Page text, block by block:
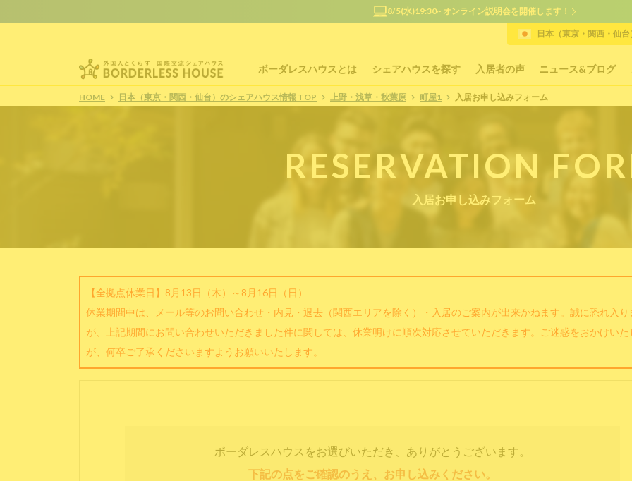
8/5(水)19:30~ オンライン説明会を開催します！
ボーダレスハウスとは シェアハウスを探す 入居者の声 ニュース&ブログ
日本（東京・関西・仙
HOME 日本（東京・関西・仙台）のシェアハウス情報 TOP 上野・浅草・秋葉原 町屋1 入居お申し込みフォーム
RESERVATION
入居お申し込みフォーム
【全拠点休業日】8月13日（木）～8月16日（日）
休業期間中は、メール等のお問い合わせ・内見・退去（関西エリアを除く）・入居のご案内が出来かねます。誠に恐れ入り
が、上記期間にお問い合わせいただきました件に関しては、休業明けに順次対応させていただきます。ご迷惑をおかけいた
が、何卒ご了承くださいますようお願いいたします。
ボーダレスハウスをお選びいただき、ありがとうございます。
下記の点をご確認のうえ、お申し込みください。